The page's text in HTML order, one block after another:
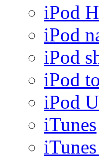
iPod
iPod
iPod
iPod
iPod
iTunes